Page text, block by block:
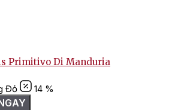
Primitivo Di Manduria
Đỏ
14 %